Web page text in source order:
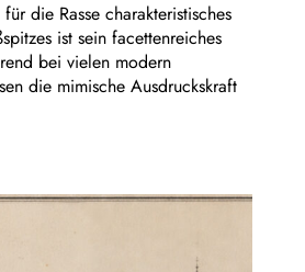
die Rasse charakteristisches
ist sein facettenreiches
bei vielen modern
die mimische Ausdruckskraft